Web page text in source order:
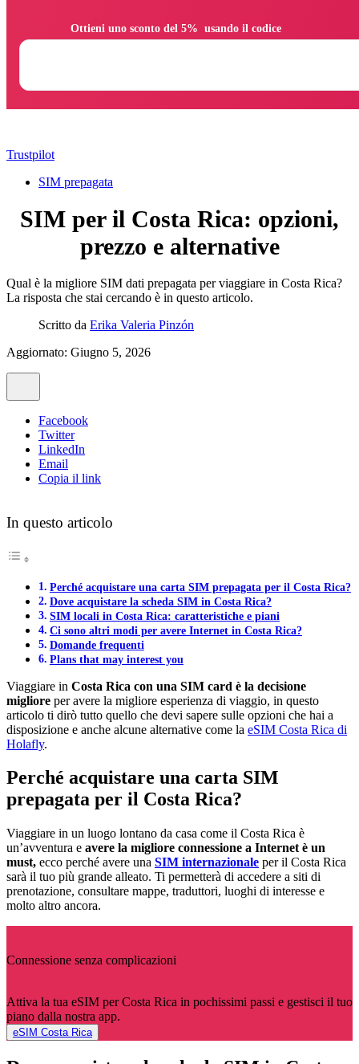
Trustpilot
SIM prepagata
SIM per il Costa Rica: opzioni,
prezzo e alternative
Qual è la migliore SIM dati prepagata per viaggiare in Costa Rica?
La risposta che stai cercando è in questo articolo.
Scritto da Erika Valeria Pinzón
Aggiornato: Giugno 5, 2026
Facebook
Twitter
LinkedIn
Email
Copia il link
In questo articolo
Perché acquistare una carta SIM prepagata per il Costa Rica?
Dove acquistare la scheda SIM in Costa Rica?
SIM locali in Costa Rica: caratteristiche e piani
Ci sono altri modi per avere Internet in Costa Rica?
Domande frequenti
Plans that may interest you
Viaggiare in Costa Rica con una SIM card è la decisione
migliore per avere la migliore esperienza di viaggio, in questo
articolo ti dirò tutto quello che devi sapere sulle opzioni che hai a
disposizione e anche alcune alternative come la eSIM Costa Rica di
Holafly.
Perché acquistare una carta SIM
prepagata per il Costa Rica?
Viaggiare in un luogo lontano da casa come il Costa Rica è
un’avventura e avere la migliore connessione a Internet è un
must, ecco perché avere una SIM internazionale per il Costa Rica
sarà il tuo più grande alleato. Ti permetterà di accedere a siti di
prenotazione, consultare mappe, traduttori, luoghi di interesse e
molto altro ancora.
Connessione senza complicazioni
Attiva la tua eSIM per Costa Rica in pochissimi passi e gestisci il tuo
piano dalla nostra app.
eSIM Costa Rica